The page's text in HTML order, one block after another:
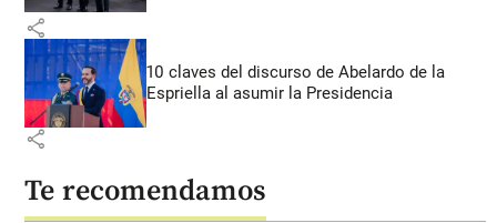
share
10 claves del discurso de Abelardo de la
Espriella al asumir la Presidencia
share
Te recomendamos